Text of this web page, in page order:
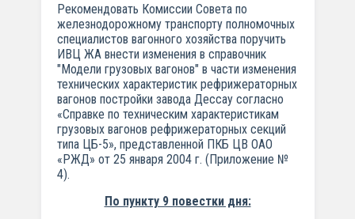
Рекомендовать Комиссии Совета по
железнодорожному транспорту полномочных
специалистов вагонного хозяйства поручить
ИВЦ ЖА внести изменения в справочник
"Модели грузовых вагонов" в части изменения
технических характеристик рефрижераторных
вагонов постройки завода Дессау согласно
«Справке по техническим характеристикам
грузовых вагонов рефрижераторных секций
типа ЦБ-5», представленной ПКБ ЦВ ОАО
«РЖД» от 25 января 2004 г. (Приложение №
4).
По пункту 9 повестки дня: